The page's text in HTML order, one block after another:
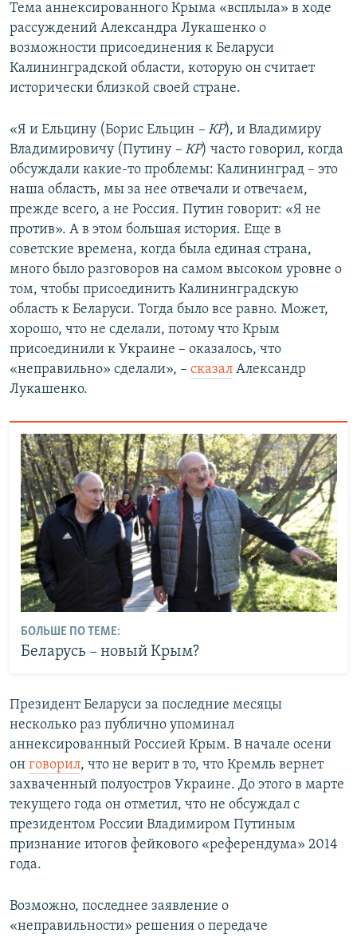
Тема аннексированного Крыма «всплыла» в ходе
рассуждений Александра Лукашенко о
возможности присоединения к Беларуси
Калининградской области, которую он считает
исторически близкой своей стране.
«Я и Ельцину (Борис Ельцин – КР), и Владимиру
Владимировичу (Путину – КР) часто говорил, когда
обсуждали какие-то проблемы: Калининград – это
наша область, мы за нее отвечали и отвечаем,
прежде всего, а не Россия. Путин говорит: «Я не
против». А в этом большая история. Еще в
советские времена, когда была единая страна,
много было разговоров на самом высоком уровне о
том, чтобы присоединить Калининградскую
область к Беларуси. Тогда было все равно. Может,
хорошо, что не сделали, потому что Крым
присоединили к Украине – оказалось, что
«неправильно» сделали», – сказал Александр
Лукашенко.
БОЛЬШЕ ПО ТЕМЕ:
Беларусь – новый Крым?
Президент Беларуси за последние месяцы
несколько раз публично упоминал
аннексированный Россией Крым. В начале осени
он говорил, что не верит в то, что Кремль вернет
захваченный полуостров Украине. До этого в марте
текущего года он отметил, что не обсуждал с
президентом России Владимиром Путиным
признание итогов фейкового «референдума» 2014
года.
Возможно, последнее заявление о
«неправильности» решения о передаче